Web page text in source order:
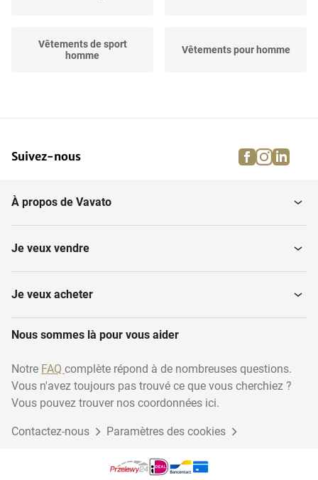
Vêtements de sport
homme
Vêtements pour homme
Sacs et portefeuilles Tenues de travail unisexe
Chaussures homme
Vêtements de sport dame
Sous-vêtements
masculins et...
Suivez-nous facebook
À propos de Vavato
Je veux vendre
Je veux acheter
Nous sommes là pour vous aider
Notre FAQ complète répond à de nombreuses questions.
Vous n'avez toujours pas trouvé ce que vous cherchiez ?
Vous pouvez trouver nos coordonnées ici.
Contactez-nous Paramètres des cookies